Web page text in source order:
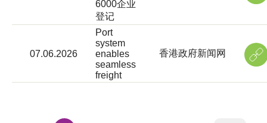
6000企业
登记
07.06.2026
Port
system
enables
seamless
freight
香港政府新闻网